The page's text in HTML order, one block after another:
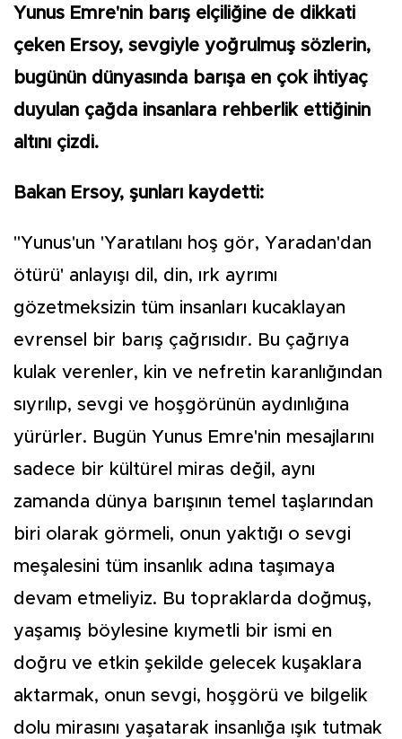
Yunus Emre'nin barış elçiliğine de dikkati
çeken Ersoy, sevgiyle yoğrulmuş sözlerin,
bugünün dünyasında barışa en çok ihtiyaç
duyulan çağda insanlara rehberlik ettiğinin
altını çizdi.
Bakan Ersoy, şunları kaydetti:
"Yunus'un 'Yaratılanı hoş gör, Yaradan'dan
ötürü' anlayışı dil, din, ırk ayrımı
gözetmeksizin tüm insanları kucaklayan
evrensel bir barış çağrısıdır. Bu çağrıya
kulak verenler, kin ve nefretin karanlığından
sıyrılıp, sevgi ve hoşgörünün aydınlığına
yürürler. Bugün Yunus Emre'nin mesajlarını
sadece bir kültürel miras değil, aynı
zamanda dünya barışının temel taşlarından
biri olarak görmeli, onun yaktığı o sevgi
meşalesini tüm insanlık adına taşımaya
devam etmeliyiz. Bu topraklarda doğmuş,
yaşamış böylesine kıymetli bir ismi en
doğru ve etkin şekilde gelecek kuşaklara
aktarmak, onun sevgi, hoşgörü ve bilgelik
dolu mirasını yaşatarak insanlığa ışık tutmak